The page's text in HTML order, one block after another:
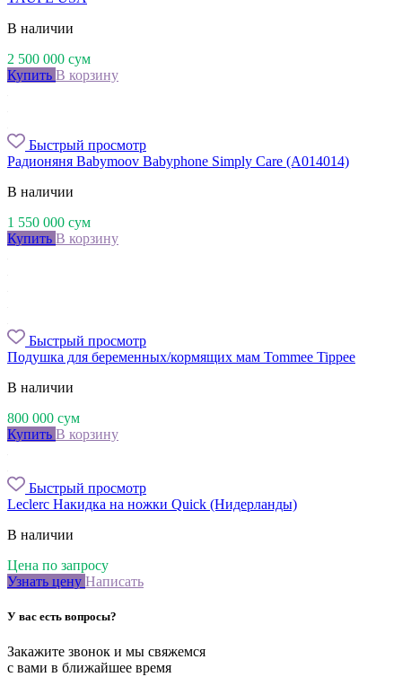
В наличии
2 500 000 сум
Купить В корзину
Быстрый просмотр
Радионяня Babymoov Babyphone Simply Care (А014014)
В наличии
1 550 000 сум
Купить В корзину
Быстрый просмотр
Подушка для беременных/кормящих мам Tommee Tippee
В наличии
800 000 сум
Купить В корзину
Быстрый просмотр
Leclerc Накидка на ножки Quick (Нидерланды)
В наличии
Цена по запросу
Узнать цену Написать
У вас есть вопросы?
Закажите звонок и мы свяжемся
с вами в ближайшее время